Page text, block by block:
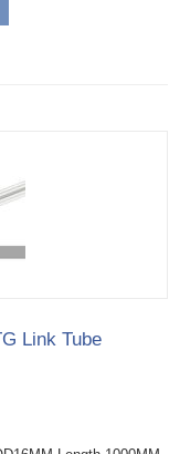
Link Tube